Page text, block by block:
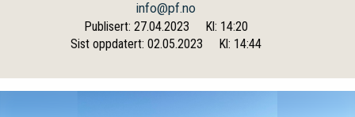
info@pf.no
Publisert: 27.04.2023
Kl: 14:20
Sist oppdatert: 02.05.2023
Kl: 14:44